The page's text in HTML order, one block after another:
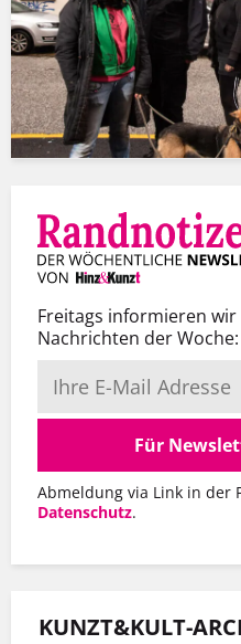
Freitags informieren
Nachrichten der Woche:
Für
Abmeldung via Link in der
Datenschutz.
KUNZT&KULT-